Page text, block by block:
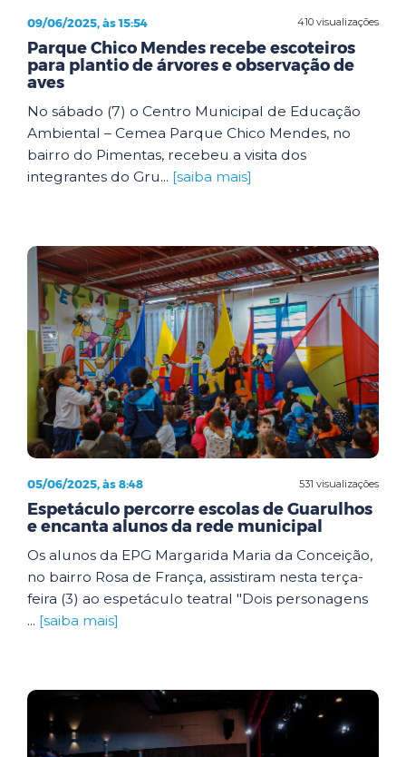
410 visualizações
09/06/2025, às 15:54
Parque Chico Mendes recebe escoteiros
para plantio de árvores e observação de
aves
No sábado (7) o Centro Municipal de Educação
Ambiental – Cemea Parque Chico Mendes, no
bairro do Pimentas, recebeu a visita dos
integrantes do Gru... [saiba mais]
531 visualizações
05/06/2025, às 8:48
Espetáculo percorre escolas de Guarulhos
e encanta alunos da rede municipal
Os alunos da EPG Margarida Maria da Conceição,
no bairro Rosa de França, assistiram nesta terça-
feira (3) ao espetáculo teatral "Dois personagens
... [saiba mais]